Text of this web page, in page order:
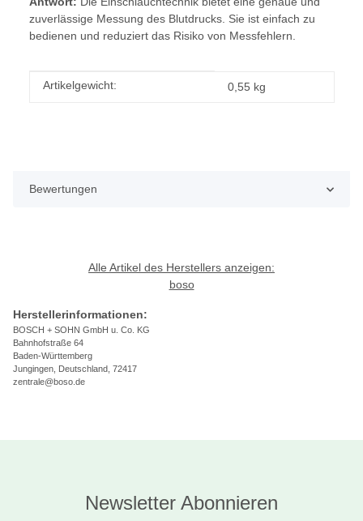
zuverlässige Messung des Blutdrucks. Sie ist einfach zu
bedienen und reduziert das Risiko von Messfehlern.
Produkteigenschaft
Wert
Artikelgewicht: 0,55 kg
Bewertungen
Alle Artikel des Herstellers anzeigen:
boso
Herstellerinformationen:
BOSCH + SOHN GmbH u. Co. KG
Bahnhofstraße 64
Baden-Württemberg
Jungingen, Deutschland, 72417
zentrale@boso.de
Newsletter Abonnieren